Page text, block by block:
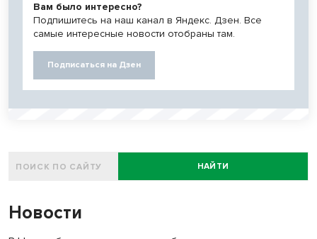
Вам было интересно?
Подпишитесь на наш канал в Яндекс. Дзен. Все
самые интересные новости отобраны там.
Подписаться на Дзен
НАЙТИ
Новости